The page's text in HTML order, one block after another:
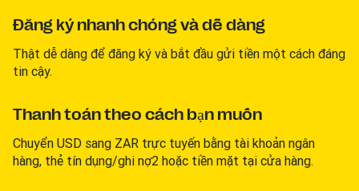
Đăng ký nhanh chóng và dễ dàng
Thật dễ dàng để đăng ký và bắt đầu gửi tiền một cách đáng
tin cậy.
Thanh toán theo cách bạn muốn
Chuyển USD sang ZAR trực tuyến bằng tài khoản ngân
hàng, thẻ tín dụng/ghi nợ2 hoặc tiền mặt tại cửa hàng.